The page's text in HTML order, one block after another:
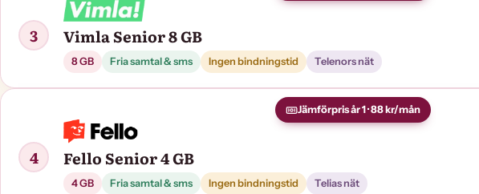
3 Vimla Senior 8 GB
8 GB Fria samtal & sms Ingen bindningstid Telenors nät
Jämförpris år 1 · 88 kr/mån
4 Fello Senior 4 GB
4 GB Fria samtal & sms Ingen bindningstid Telias nät